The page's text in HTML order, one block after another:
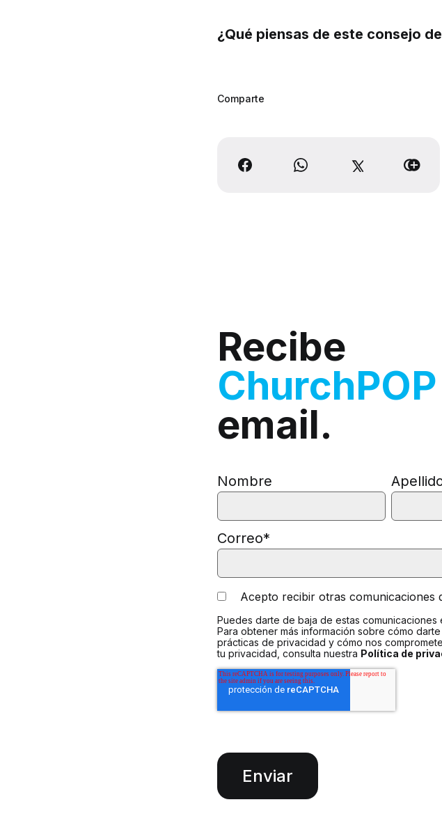
¿Qué piensas de este consejo
Comparte
Recibe
ChurchPOP
email.
Nombre
Correo*
Acepto recibir otras comunicaciones
Puedes darte de baja de estas comunicaciones
Para obtener más información sobre cómo
prácticas de privacidad y cómo nos
tu privacidad, consulta nuestra Política de